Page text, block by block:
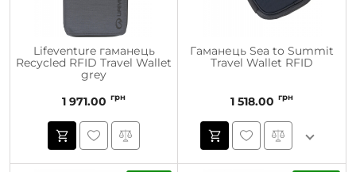
Lifeventure гаманець
Recycled RFID Travel Wallet
grey
1 971.00 грн
Гаманець Sea to Summit
Travel Wallet RFID
1 518.00 грн